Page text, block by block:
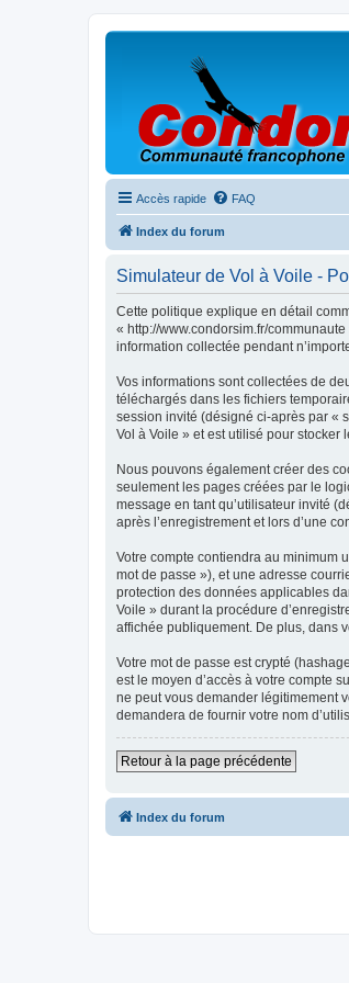
Accès rapide FAQ
Index du forum
Simulateur de Vol à Voile -
Cette politique explique en détail
« http://www.condorsim.fr/
information collectée pendant
Vos informations sont collectées de
téléchargés dans les fichiers
session invité (désigné ci-après par «
Vol à Voile » et est utilisé pour
Nous pouvons également créer des
seulement les pages créées par le
message en tant qu’utilisateur invité
après l’enregistrement et lors d’une
Votre compte contiendra au minimum
mot de passe »), et une adresse
protection des données applicables
Voile » durant la procédure
affichée publiquement. De plus, dans
Votre mot de passe est crypté
est le moyen d’accès à votre compte
ne peut vous demander légitimement
demandera de fournir votre nom
Retour à la page précédente
Index du forum